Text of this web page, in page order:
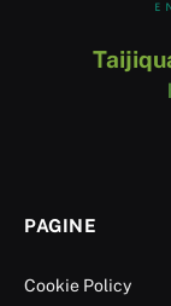
PAGINE
Cookie Policy